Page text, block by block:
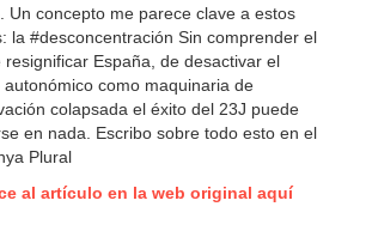
Un concepto me parece clave a estos
la #desconcentración Sin comprender el
resignificar España, de desactivar el
autonómico como maquinaria de
colapsada el éxito del 23J puede
en nada. Escribo sobre todo esto en el
Plural
al artículo en la web original aquí